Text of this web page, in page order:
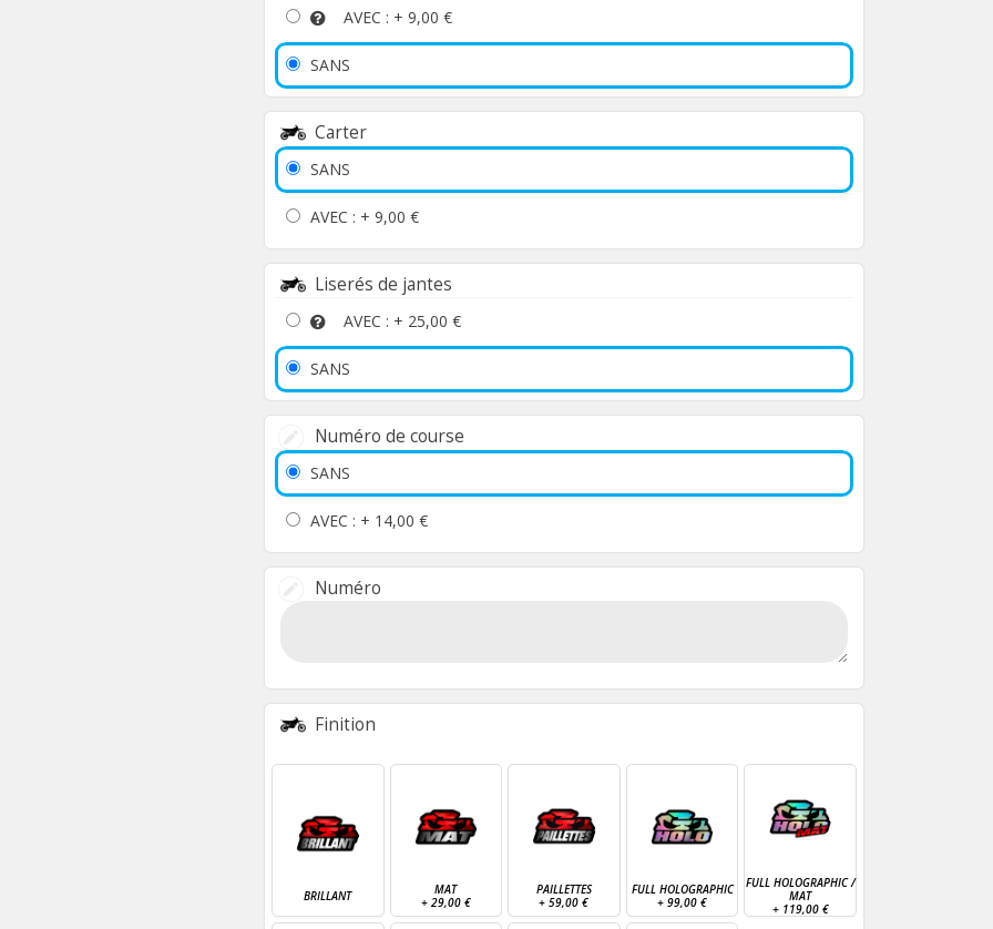
AVEC : + 9,00 €
SANS
Carter
SANS
AVEC : + 9,00 €
Liserés de jantes
AVEC : + 25,00 €
SANS
Numéro de course
SANS
AVEC : + 14,00 €
Numéro
Finition
BRILLANT
MAT
+ 29,00 €
PAILLETTES
+59,00 €
FULL HOLOGRAPHIC
+99,00 €
FULL HOLOGRAPHIC /
MAT
+ 119,00 €